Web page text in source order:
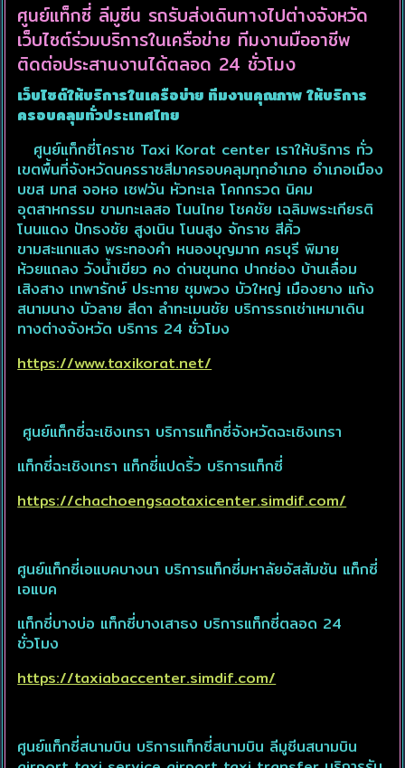
ศูนย์แท็กซี่ ลีมูซีน รถรับส่งเดินทางไปต่างจังหวัด
เว็บไซต์ร่วมบริการในเครือข่าย ทีมงานมืออาชีพ
ติดต่อประสานงานได้ตลอด 24 ชั่วโมง
เว็บไซต์ให้บริการในเครือข่าย ทีมงานคุณภาพ ให้บริการ
ครอบคลุมทั่วประเทศไทย
ศูนย์แท็กซี่โคราช Taxi Korat center เราให้บริการ ทั่ว
เขตพื้นที่จังหวัดนครราชสีมาครอบคลุมทุกอําเภอ อำเภอเมือง
บขส มทส จอหอ เซฟวัน หัวทะเล โคกกรวด นิคม
อุตสาหกรรม ขามทะเลสอ โนนไทย โชคชัย เฉลิมพระเกียรติ
โนนแดง ปักธงชัย สูงเนิน โนนสูง จักราช สีคิ้ว
ขามสะแกแสง พระทองคำ หนองบุญมาก ครบุรี พิมาย
ห้วยแถลง วังน้ําเขียว คง ด่านขุนทด ปากช่อง บ้านเลื่อม
เสิงสาง เทพารักษ์ ประทาย ชุมพวง บัวใหญ่ เมืองยาง แก้ง
สนามนาง บัวลาย สีดา ลำทะเมนชัย บริการรถเช่าเหมาเดิน
ทางต่างจังหวัด บริการ 24 ชั่วโมง
https://www.taxikorat.net/
ศูนย์แท็กซี่ฉะเชิงเทรา บริการแท็กซี่จังหวัดฉะเชิงเทรา
แท็กซี่ฉะเชิงเทรา แท็กซี่แปดริ้ว บริการแท็กซี่
https://chachoengsaotaxicenter.simdif.com/
ศูนย์แท็กซี่เอแบคบางนา บริการแท็กซี่มหาลัยอัสสัมชัน แท็กซี่
เอแบค
แท็กซี่บางบ่อ แท็กซี่บางเสาธง บริการแท็กซี่ตลอด 24
ชั่วโมง
https://taxiabaccenter.simdif.com/
ศูนย์แท็กซี่สนามบิน บริการแท็กซี่สนามบิน ลีมูซีนสนามบิน